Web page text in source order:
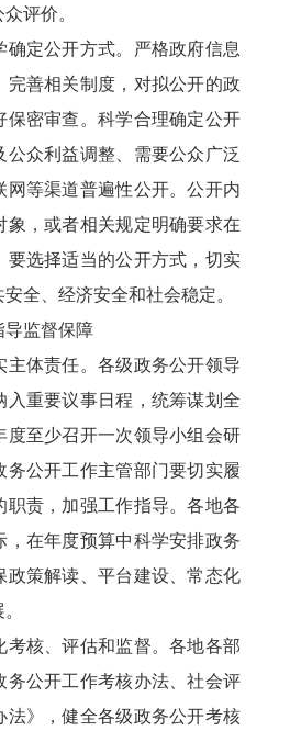
评价。
定公开方式。严格政府信息
完善相关制度，对拟公开的政
保密审查。科学合理确定公开
公众利益调整、需要公众广泛
网等渠道普遍性公开。公开内
象，或者相关规定明确要求在
要选择适当的公开方式，切实
全、经济安全和社会稳定。
监督保障
体责任。各级政务公开领导
入重要议事日程，统筹谋划全
度至少召开一次领导小组会研
务公开工作主管部门要切实履
职责，加强工作指导。各地各
，在年度预算中科学安排政务
政策解读、平台建设、常态化
核、评估和监督。各地各部
务公开工作考核办法、社会评
法》，健全各级政务公开考核